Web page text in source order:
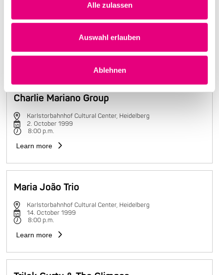
Alle zulassen
Auswahl erlauben
Ablehnen
Nightmares on Wax
Learn more
Charlie Mariano Group
Karlstorbahnhof Cultural Center, Heidelberg
2. October 1999
8:00 p.m.
Learn more
Maria João Trio
Karlstorbahnhof Cultural Center, Heidelberg
14. October 1999
8:00 p.m.
Learn more